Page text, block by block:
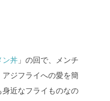
ン丼 」の回で、メンチ
ジフライへの愛を簡
近なフライものなの